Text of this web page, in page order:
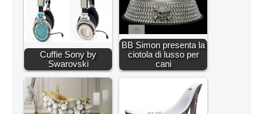
Cuffie Sony by
Swarovski
BB Simon presenta la
ciotola di lusso per
cani